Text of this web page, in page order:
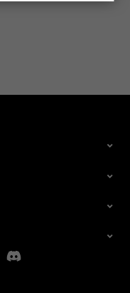
Discord